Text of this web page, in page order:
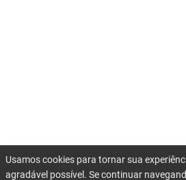
Usamos cookies para tornar sua
agradável possível. Se continuar